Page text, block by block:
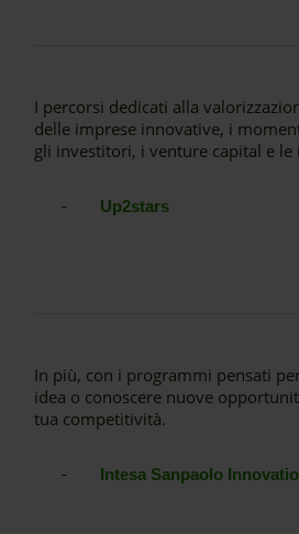
I percorsi dedicati alla
delle imprese innovative, i
gli investitori, i venture capital e le
- Up2stars
In più, con i programmi pensati
idea o conoscere nuove
tua competitività.
- Intesa Sanpaolo